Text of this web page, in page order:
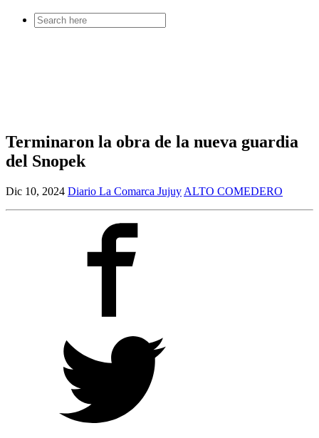
Search
for:
Terminaron la obra de la nueva guardia
del Snopek
Dic 10, 2024 Diario La Comarca Jujuy ALTO COMEDERO